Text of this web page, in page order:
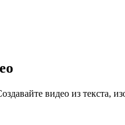
видео из текста,